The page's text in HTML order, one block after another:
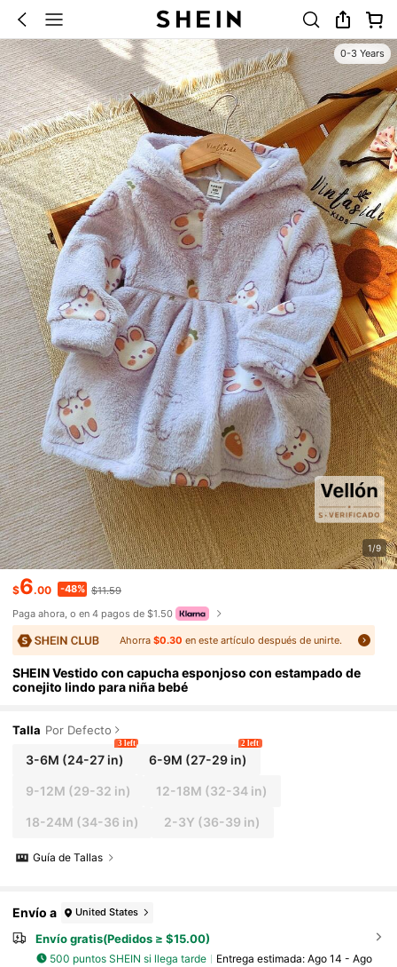
0-3 Years
1/9
$6.00 -48% $11.59
Paga ahora, o en 4 pagos de $1.50
Ahorra$0.30 en este artículo después de unirte.
SHEIN Vestido con capucha esponjoso con estampado de
conejito lindo para niña bebé
Talla Por Defecto
3-6M (24-27 in)
3 left
6-9M (27-29 in)
2 left
9-12M (29-32 in) 12-18M (32-34 in)
18-24M (34-36 in) 2-3Y (36-39 in)
Guía de Tallas
Envío a United States
Envío gratis(Pedidos ≥ $15.00)
500 puntos SHEIN si llega tarde Entrega estimada: Ago 14 - Ago